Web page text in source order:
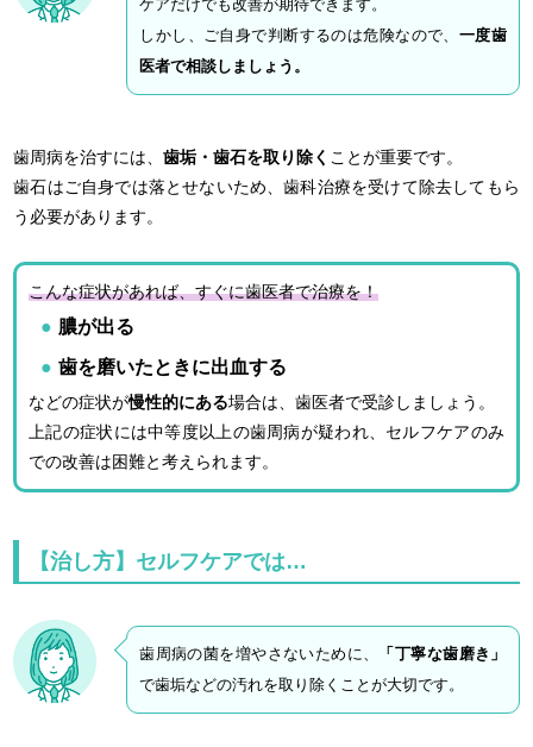
ケアだけでも改善が期待できます。
しかし、ご自身で判断するのは危険なので、 一度歯
医者で相談しましょう。
歯周病を治すには、歯垢・歯石を取り除く ことが重要です。
歯石はご自身では落とせないため、歯科治療を受けて除去してもら
う必要があります。
こんな症状があれば、すぐに歯医者で治療を！
膿が出る
歯を磨いたときに出血する
などの症状が慢性的にある場合は、歯医者で受診しましょう。
上記の症状には中等度以上の歯周病が疑われ、セルフケアのみ
での改善は困難と考えられます。
【治し方】セルフケアでは…
歯周病の菌を増やさないために、
「丁寧な歯磨き」
で歯垢などの汚れを取り除くことが大切です。